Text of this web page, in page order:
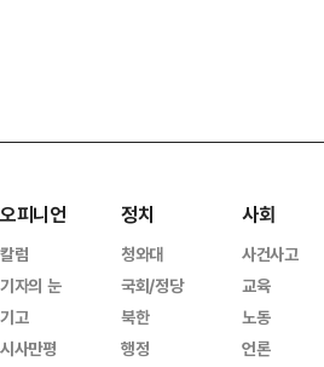
오피니언
칼럼
기자의 눈
기고
시사만평
정치
청와대
국회/정당
북한
행정
사회
사건사고
교육
노동
언론